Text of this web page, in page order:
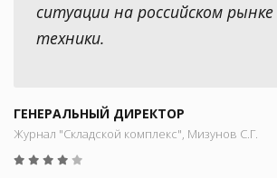
ситуации на российском рынке
техники.
ГЕНЕРАЛЬНЫЙ ДИРЕКТОР
Журнал "Складской комплекс", Мизунов С.Г.